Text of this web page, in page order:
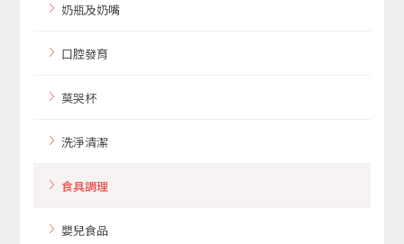
奶瓶及奶嘴
口腔發育
莫哭杯
洗淨清潔
食具調理
嬰兒食品